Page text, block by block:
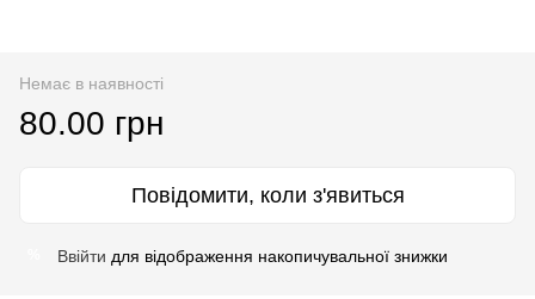
Немає в наявності
80.00 грн
Повідомити, коли з'явиться
Ввійти для відображення накопичувальної знижки